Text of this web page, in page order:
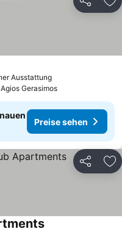
Teilen
AusstattungPreise sehen
Gerasimos
Preise sehen
Teilen